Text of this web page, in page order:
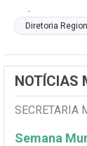
.
Diretoria
NOTÍCIAS
SECRETARIA
Semana